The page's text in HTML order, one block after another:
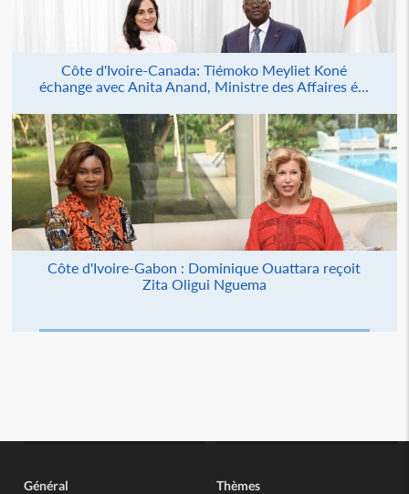
Côte d'Ivoire-Canada: Tiémoko Meyliet Koné
échange avec Anita Anand, Ministre des Affaires é...
Côte d'Ivoire-Gabon : Dominique Ouattara reçoit
Zita Oligui Nguema
Général Thèmes